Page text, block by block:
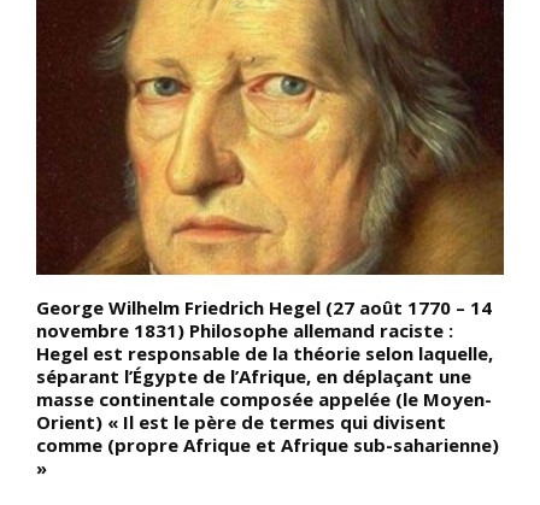
George Wilhelm Friedrich Hegel (27 août 1770 – 14
novembre 1831) Philosophe allemand raciste :
Hegel est responsable de la théorie selon laquelle,
séparant l’Égypte de l’Afrique, en déplaçant une
masse continentale composée appelée (le Moyen-
Orient) « Il est le père de termes qui divisent
comme (propre Afrique et Afrique sub-saharienne)
»